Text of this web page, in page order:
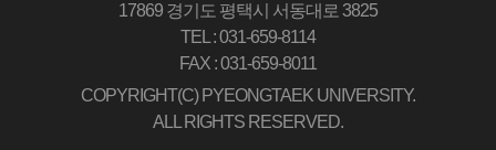
17869 경기도 평택시 서동대로 3825
TEL : 031-659-8114
FAX : 031-659-8011
COPYRIGHT(C) PYEONGTAEK UNIVERSITY.
ALL RIGHTS RESERVED.